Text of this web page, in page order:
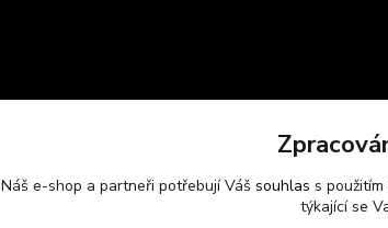
Náš e-shop a partneři potřebují Váš souhlas s
týkající se